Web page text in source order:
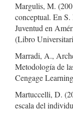
Margulis, M.
conceptual. En
Juventud en
(Libro
Marradi, A.,
Metodología de
Cengage
Martuccelli, D.
escala del